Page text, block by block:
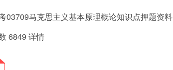
一扫关注微信公众号
03709马克思主义基本原理概论知识点押题资料
6849 详情